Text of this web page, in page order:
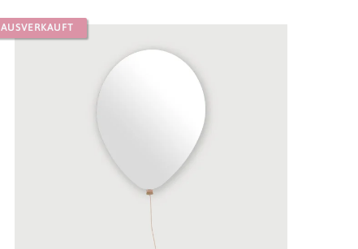
AUSVERKAUFT